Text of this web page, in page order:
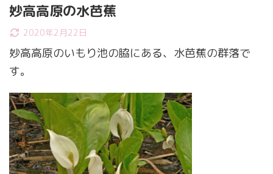
妙高高原の水芭蕉
2020年2月22日
妙高高原のいもり池の脇にある、水芭蕉の群落で
す。